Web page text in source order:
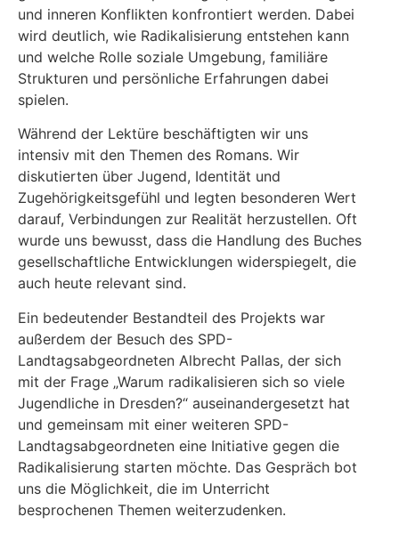
und inneren Konflikten konfrontiert werden. Dabei
wird deutlich, wie Radikalisierung entstehen kann
und welche Rolle soziale Umgebung, familiäre
Strukturen und persönliche Erfahrungen dabei
spielen.
Während der Lektüre beschäftigten wir uns
intensiv mit den Themen des Romans. Wir
diskutierten über Jugend, Identität und
Zugehörigkeitsgefühl und legten besonderen Wert
darauf, Verbindungen zur Realität herzustellen. Oft
wurde uns bewusst, dass die Handlung des Buches
gesellschaftliche Entwicklungen widerspiegelt, die
auch heute relevant sind.
Ein bedeutender Bestandteil des Projekts war
außerdem der Besuch des SPD-
Landtagsabgeordneten Albrecht Pallas, der sich
mit der Frage „Warum radikalisieren sich so viele
Jugendliche in Dresden?“ auseinandergesetzt hat
und gemeinsam mit einer weiteren SPD-
Landtagsabgeordneten eine Initiative gegen die
Radikalisierung starten möchte. Das Gespräch bot
uns die Möglichkeit, die im Unterricht
besprochenen Themen weiterzudenken.